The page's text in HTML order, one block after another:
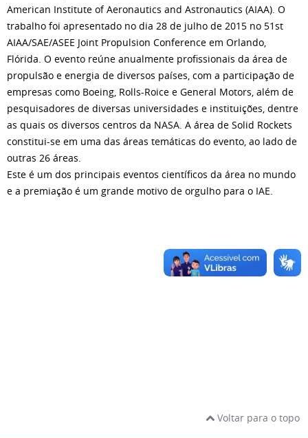
American Institute of Aeronautics and Astronautics (AIAA). O
trabalho foi apresentado no dia 28 de julho de 2015 no 51st
AIAA/SAE/ASEE Joint Propulsion Conference em Orlando,
Flórida. O evento reúne anualmente profissionais da área de
propulsão e energia de diversos países, com a participação de
empresas como Boeing, Rolls-Roice e General Motors, além de
pesquisadores de diversas universidades e instituições, dentre
as quais os diversos centros da NASA. A área de Solid Rockets
constitui-se em uma das áreas temáticas do evento, ao lado de
outras 26 áreas.
Este é um dos principais eventos científicos da área no mundo
e a premiação é um grande motivo de orgulho para o IAE.
Voltar para o topo